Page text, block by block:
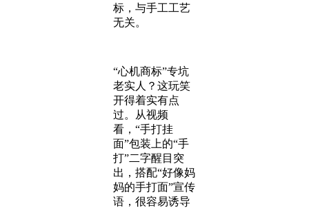
标，与手工工艺
无关。
“心机商标”专坑
老实人？这玩笑
开得着实有点
过。从视频
看，“手打挂
面”包装上的“手
打”二字醒目突
出，搭配“好像妈
妈的手打面”宣传
语，很容易诱导